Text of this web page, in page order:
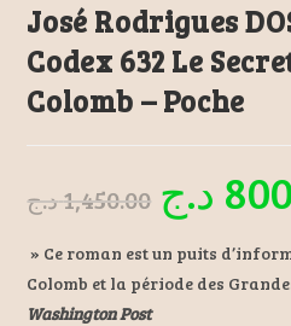
José Rodrigues
Codex 632 Le
Colomb – Poche
1,450.00د.ج د.ج
» Ce roman est un puits
Colomb et la période des
Washington Post